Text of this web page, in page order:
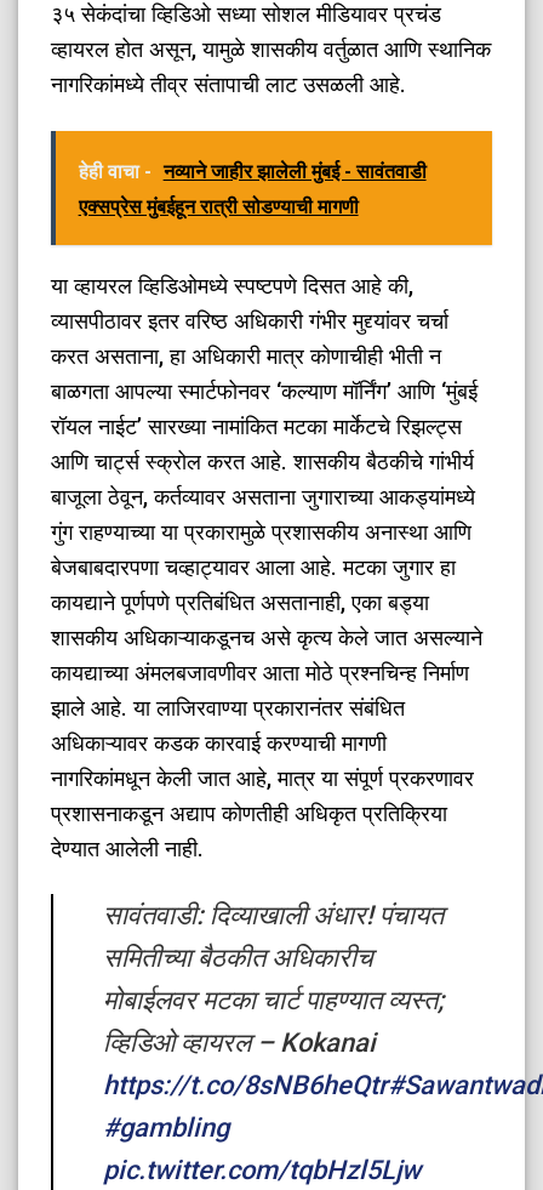
३५ सेकंदांचा व्हिडिओ सध्या सोशल मीडियावर प्रचंड
व्हायरल होत असून, यामुळे शासकीय वर्तुळात आणि स्थानिक
नागरिकांमध्ये तीव्र संतापाची लाट उसळली आहे.
हेही वाचा - नव्याने जाहीर झालेली मुंबई - सावंतवाडी
एक्सप्रेस मुंबईहून रात्री सोडण्याची मागणी
​या व्हायरल व्हिडिओमध्ये स्पष्टपणे दिसत आहे की,
व्यासपीठावर इतर वरिष्ठ अधिकारी गंभीर मुद्द्यांवर चर्चा
करत असताना, हा अधिकारी मात्र कोणाचीही भीती न
बाळगता आपल्या स्मार्टफोनवर ‘कल्याण मॉर्निंग’ आणि ‘मुंबई
रॉयल नाईट’ सारख्या नामांकित मटका मार्केटचे रिझल्ट्स
आणि चार्ट्स स्क्रोल करत आहे. शासकीय बैठकीचे गांभीर्य
बाजूला ठेवून, कर्तव्यावर असताना जुगाराच्या आकड्यांमध्ये
गुंग राहण्याच्या या प्रकारामुळे प्रशासकीय अनास्था आणि
बेजबाबदारपणा चव्हाट्यावर आला आहे. मटका जुगार हा
कायद्याने पूर्णपणे प्रतिबंधित असतानाही, एका बड्या
शासकीय अधिकाऱ्याकडूनच असे कृत्य केले जात असल्याने
कायद्याच्या अंमलबजावणीवर आता मोठे प्रश्नचिन्ह निर्माण
झाले आहे. या लाजिरवाण्या प्रकारानंतर संबंधित
अधिकाऱ्यावर कडक कारवाई करण्याची मागणी
नागरिकांमधून केली जात आहे, मात्र या संपूर्ण प्रकरणावर
प्रशासनाकडून अद्याप कोणतीही अधिकृत प्रतिक्रिया
देण्यात आलेली नाही.
सावंतवाडी: दिव्याखाली अंधार! पंचायत
समितीच्या बैठकीत अधिकारीच
मोबाईलवर मटका चार्ट पाहण्यात व्यस्त;
व्हिडिओ व्हायरल – Kokanai
https://t.co/8sNB6heQtr
#gambling
pic.twitter.com/tqbHzl5Ljw